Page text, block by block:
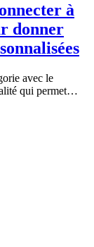
à
donner
avec le
qui permet…